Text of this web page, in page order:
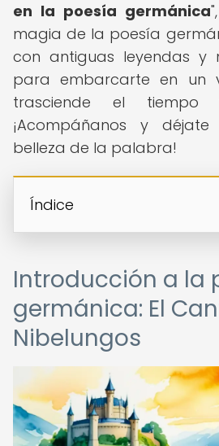
en la poesía germánica
magia de la poesía
con antiguas leyendas y
para embarcarte en un
trasciende el
¡Acompáñanos y
belleza de la palabra!
Índice
Introducción a la
germánica: El
Nibelungos